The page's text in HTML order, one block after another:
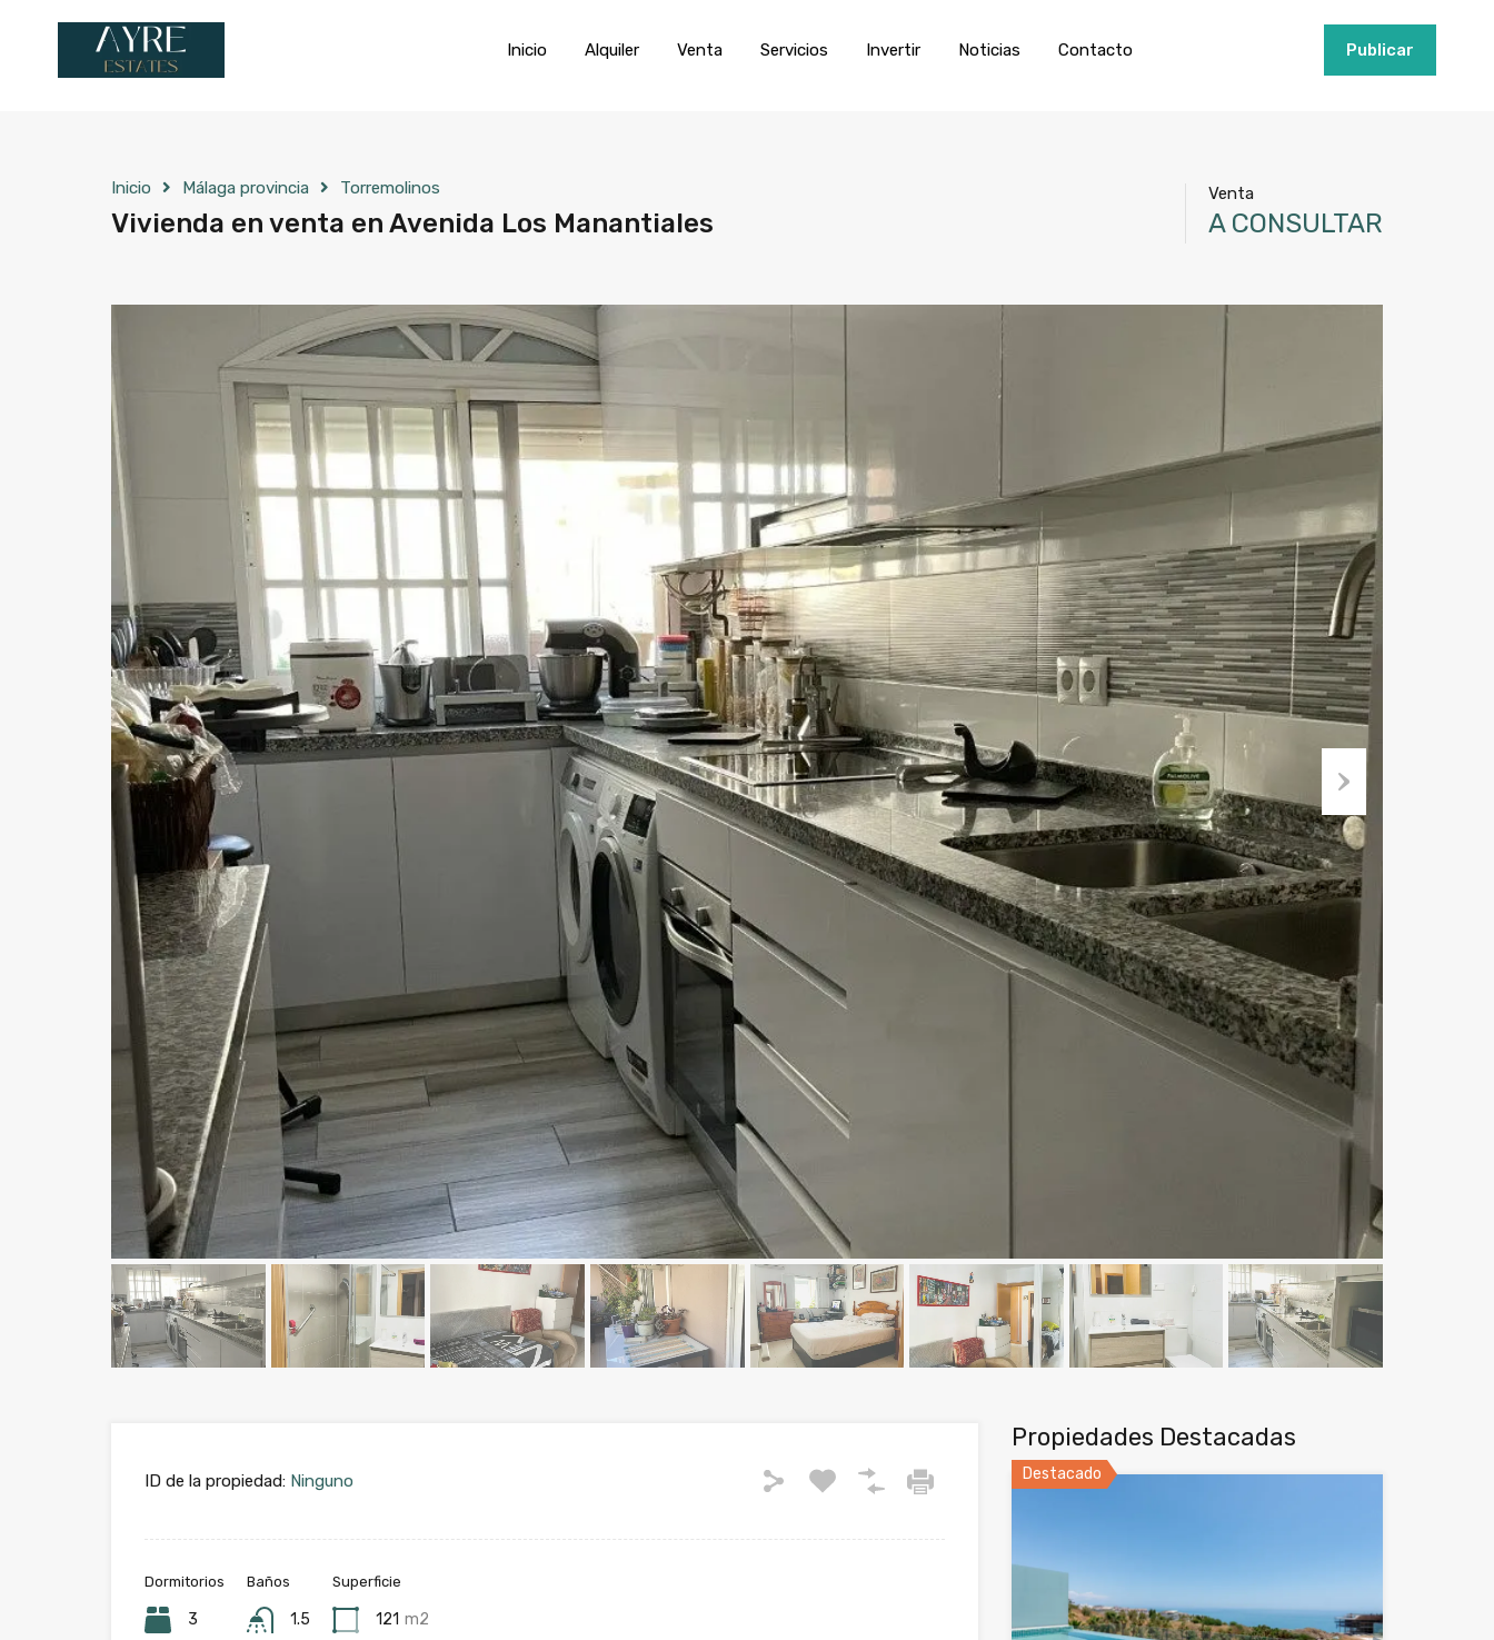
Inicio Alquiler Venta Servicios Invertir Publicar
Inicio Alquiler Venta Servicios Invertir Noticias Contacto Publicar
Inicio Málaga provincia Torremolinos
Vivienda en venta en Avenida Los Manantiales
Venta
A CONSULTAR
ID de la propiedad: Ninguno
Dormitorios
3
Baños
1.5
Superficie
121 m2
Propiedades Destacadas
Destacado